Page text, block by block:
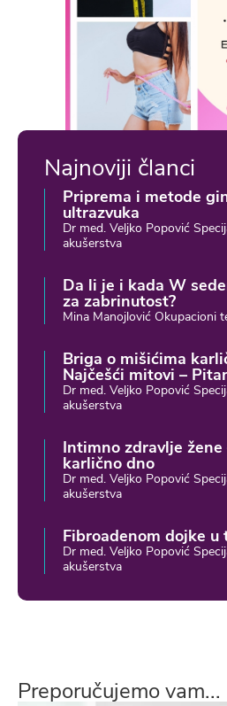
Najnoviji članci
Priprema i metode
ultrazvuka
Dr med. Veljko Popović
akušerstva
Da li je i kada W
za zabrinutost?
Mina Manojlović Okupacioni
Briga o mišićima
Najčešći mitovi –
Dr med. Veljko Popović
akušerstva
Intimno zdravlje žene
karlično dno
Dr med. Veljko Popović
akušerstva
Fibroadenom dojke u
Dr med. Veljko Popović
akušerstva
Preporučujemo vam...